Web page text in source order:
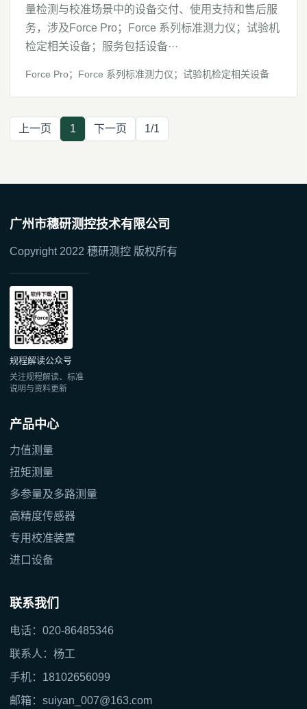
量检测与校准场景中的设备交付、使用支持和售后服
务，涉及Force Pro；Force 系列标准测力仪；试验机
检定相关设备；服务包括设备···
Force Pro；Force 系列标准测力仪；试验机检定相关设备
上一页 1 下一页 1/1
广州市穗研测控技术有限公司
Copyright 2022 穗研测控 版权所有
规程解读公众号
关注规程解读、标准
说明与资料更新
产品中心
力值测量
扭矩测量
多参量及多路测量
高精度传感器
专用校准装置
进口设备
联系我们
电话：020-86485346
联系人：杨工
手机：18102656099
邮箱：suiyan_007@163.com